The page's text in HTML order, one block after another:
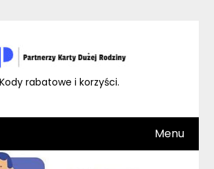
Kody rabatowe i korzyści.
Menu